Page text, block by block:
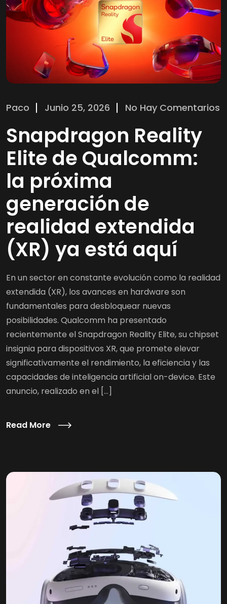
Paco Junio 25, 2026 No Hay Comentarios
Snapdragon Reality
Elite de Qualcomm:
la próxima
generación de
realidad extendida
(XR) ya está aquí
En un sector en constante evolución como la realidad
extendida (XR), los avances en hardware son
fundamentales para desbloquear nuevas
posibilidades. Qualcomm ha presentado
recientemente el Snapdragon Reality Elite, su chipset
insignia para dispositivos XR, que promete elevar
significativamente el rendimiento, la eficiencia y las
capacidades de inteligencia artificial on-device. Este
anuncio, realizado en el […]
Read More